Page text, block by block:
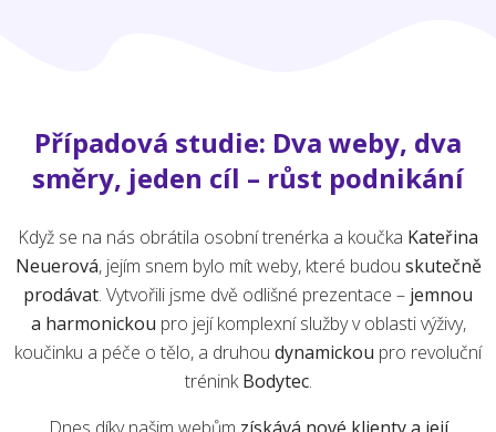
Případová studie: Dva weby, dva
směry, jeden cíl – růst podnikání
Když se na nás obrátila osobní trenérka a koučka Kateřina
Neuerová, jejím snem bylo mít weby, které budou skutečně
prodávat. Vytvořili jsme dvě odlišné prezentace – jemnou
a harmonickou pro její komplexní služby v oblasti výživy,
koučinku a péče o tělo, a druhou dynamickou pro revoluční
tréninkBodytec.